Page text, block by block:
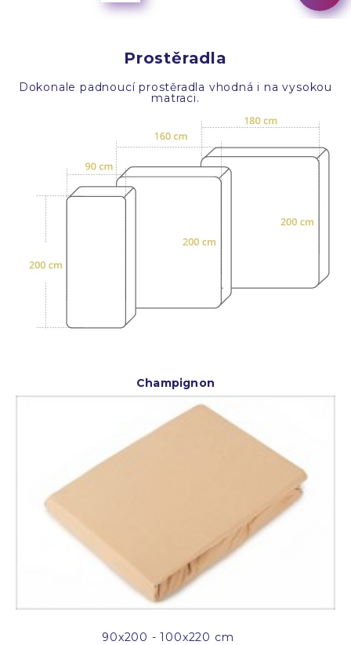
Prostěradla
Dokonale padnoucí prostěradla vhodná i na vysokou
matraci.
Champignon
90x200 - 100x220 cm